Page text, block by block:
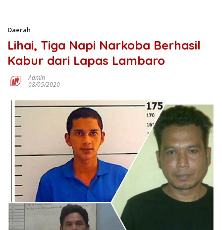
Daerah
Lihai, Tiga Napi Narkoba Berhasil
Kabur dari Lapas Lambaro
Admin
08/05/2020